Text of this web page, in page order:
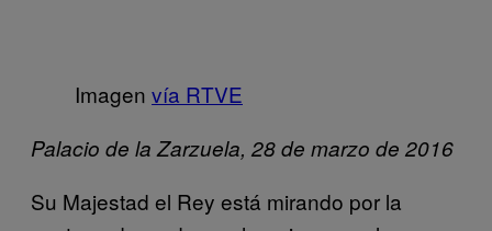
Imagen vía RTVE
Palacio de la Zarzuela, 28 de marzo de 2016
Su Majestad el Rey está mirando por la